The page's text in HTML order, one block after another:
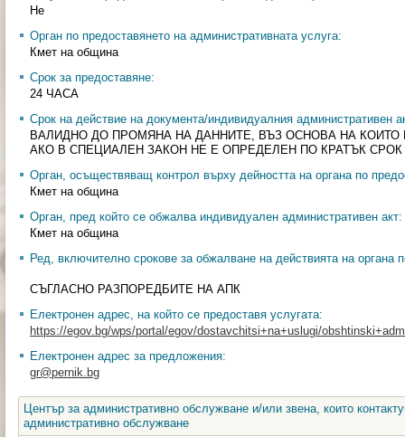
Не
Орган по предоставянето на административната услуга:
Кмет на община
Срок за предоставяне:
24 ЧАСА
Срок на действие на документа/индивидуалния административен
ВАЛИДНО ДО ПРОМЯНА НА ДАННИТЕ, ВЪЗ ОСНОВА НА
АКО В СПЕЦИАЛЕН ЗАКОН НЕ Е ОПРЕДЕЛЕН ПО КРАТЪК
Орган, осъществяващ контрол върху дейността на органа по
Кмет на община
Орган, пред който се обжалва индивидуален административен акт:
Кмет на община
Ред, включително срокове за обжалване на действията на органа
СЪГЛАСНО РАЗПОРЕДБИТЕ НА АПК
Електронен адрес, на който се предоставя услугата:
https://egov.bg/wps/portal/egov/dostavchitsi+na+uslugi/
Електронен адрес за предложения:
gr@pernik.bg
Център за административно обслужване и/или звена, които
административно обслужване